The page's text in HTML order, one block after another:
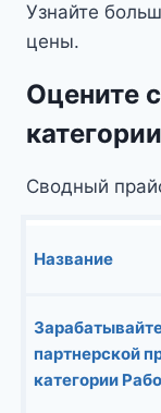
Узнайте
цены.
Оцените
Сводный
Название
партнерской
категории